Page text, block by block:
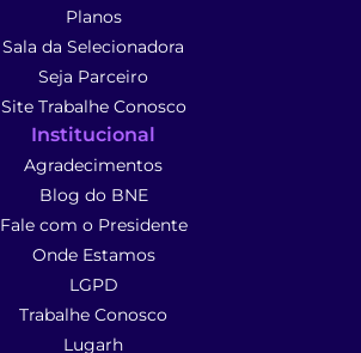
Planos
Sala da Selecionadora
Seja Parceiro
Site Trabalhe Conosco
Institucional
Agradecimentos
Blog do BNE
Fale com o Presidente
Onde Estamos
LGPD
Trabalhe Conosco
Lugarh